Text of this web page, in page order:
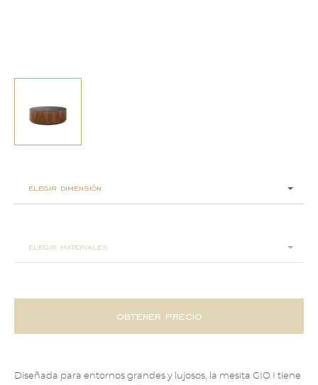
elegir dimensión:
elegir materiales:
obtener precio
Diseñada para entornos grandes y lujosos, la mesita GIO I tiene